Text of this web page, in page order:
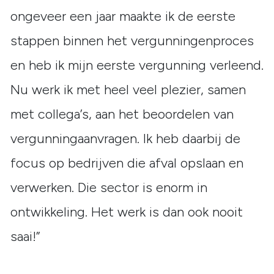
ongeveer een jaar maakte ik de eerste
stappen binnen het vergunningenproces
en heb ik mijn eerste vergunning verleend.
Nu werk ik met heel veel plezier, samen
met collega’s, aan het beoordelen van
vergunningaanvragen. Ik heb daarbij de
focus op bedrijven die afval opslaan en
verwerken. Die sector is enorm in
ontwikkeling. Het werk is dan ook nooit
saai!”